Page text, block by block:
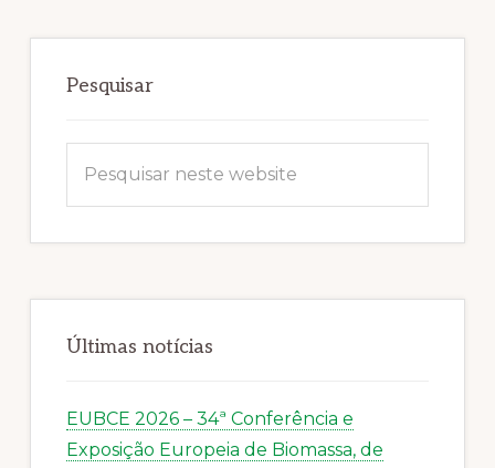
primária
Pesquisar
neste
Últimas notícias
EUBCE 2026 – 34ª Conferência e
Exposição Europeia de Biomassa, de